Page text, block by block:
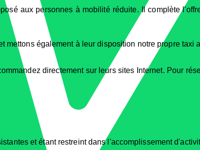
aux personnes à mobilité réduite. Il complète
mettons également à leur disposition notre propre taxi
directement sur leurs sites Internet. Pour
et étant restreint dans l'accomplissement